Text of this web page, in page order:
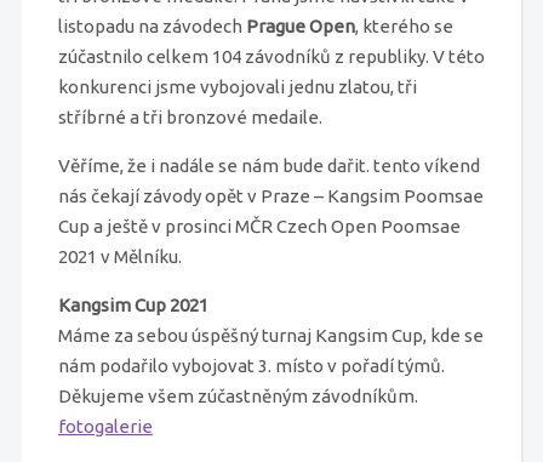
listopadu na závodech Prague Open, kterého se
zúčastnilo celkem 104 závodníků z republiky. V této
konkurenci jsme vybojovali jednu zlatou, tři
stříbrné a tři bronzové medaile.
Věříme, že i nadále se nám bude dařit. tento víkend
nás čekají závody opět v Praze – Kangsim Poomsae
Cup a ještě v prosinci MČR Czech Open Poomsae
2021 v Mělníku.
Kangsim Cup 2021
Máme za sebou úspěšný turnaj Kangsim Cup, kde se
nám podařilo vybojovat 3. místo v pořadí týmů.
Děkujeme všem zúčastněným závodníkům.
fotogalerie